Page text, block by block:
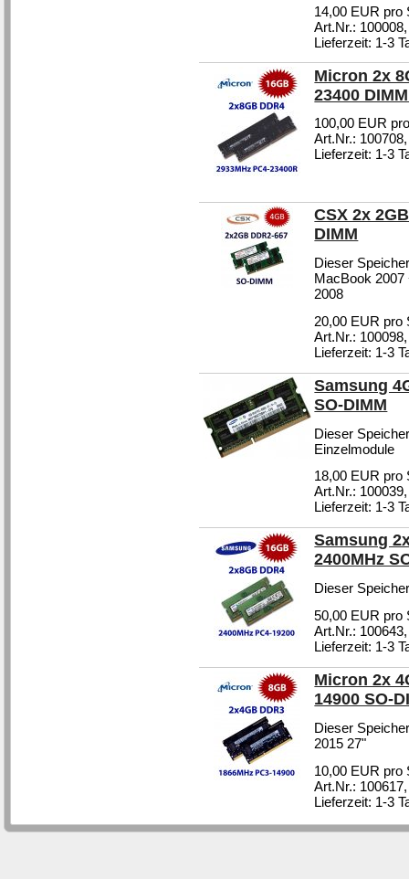
14,00 EUR pro
Art.Nr.:
Lieferzeit: 1-3
Micron 2x
23400
100,00 EUR
Art.Nr.:
Lieferzeit: 1-3
CSX 2x
DIMM
Dieser
MacBook
2008
20,00 EUR pro
Art.Nr.:
Lieferzeit: 1-3
Samsung
SO-DIMM
Dieser
Einzelmodule
18,00 EUR pro
Art.Nr.:
Lieferzeit: 1-3
Samsung
2400MHz
Dieser
50,00 EUR pro
Art.Nr.:
Lieferzeit: 1-3
Micron 2x
14900 SO-
Dieser
2015 27"
10,00 EUR pro
Art.Nr.:
Lieferzeit: 1-3